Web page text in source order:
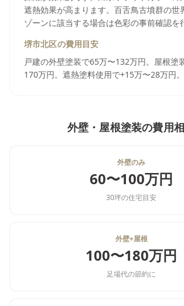
遮熱効果が高まります。百舌鳥古墳群の世
ゾーンに該当する場合は色彩の事前確認を
堺市北区の費用目安
戸建の外壁塗装で65万〜132万円。屋根塗
170万円。遮熱塗料使用で+15万〜28万円。
外壁・屋根塗装の費用
外壁のみ
60〜100万円
30坪の住宅目安
外壁+屋根
100〜180万円
足場代の節約に